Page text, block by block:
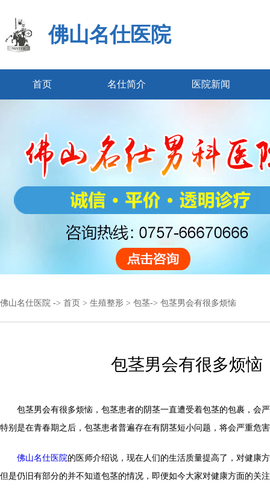
佛山名仕医院
首页 名仕简介 医院新闻
佛山名仕医院 -> 首页 > 生殖整形 > 包茎-> 包茎男会有很多烦恼
包茎男会有很多烦恼
包茎男会有很多烦恼，包茎患者的阴茎一直遭受着包茎的包裹，会
特别是在青春期之后，包茎患者普遍存在有阴茎短小问题，将会严重危
佛山名仕医院的医师介绍说，现在人们的生活质量提高了，对健康
但是仍旧有部分的并不知道包茎的情况，即便如今大家对健康方面的关